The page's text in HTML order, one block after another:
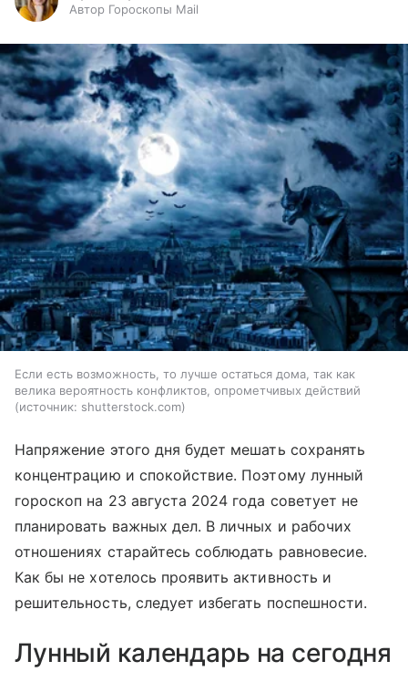
Автор Гороскопы Mail
Если есть возможность, то лучше остаться дома, так как
велика вероятность конфликтов, опрометчивых действий
источник: shutterstock.com
Напряжение этого дня будет мешать сохранять
концентрацию и спокойствие. Поэтому лунный
гороскоп на 23 августа 2024 года советует не
планировать важных дел. В личных и рабочих
отношениях старайтесь соблюдать равновесие.
Как бы не хотелось проявить активность и
решительность, следует избегать поспешности.
Лунный календарь на сегодня